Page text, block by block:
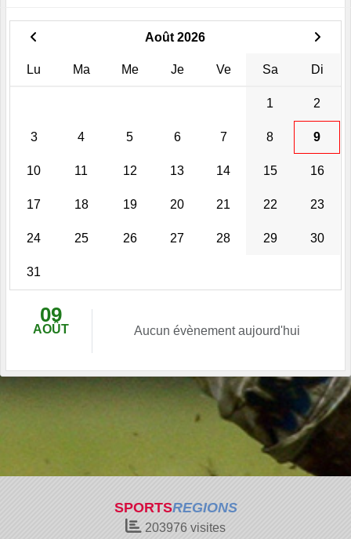
Août 2026
Lu Ma Me Je Ve Sa Di
1 2
3 4 5 6 7 8 9
10 11 12 13 14 15 16
17 18 19 20 21 22 23
24 25 26 27 28 29 30
31
09
AOÛT Aucun évènement aujourd'hui
SPORTSREGIONS
203976 visites